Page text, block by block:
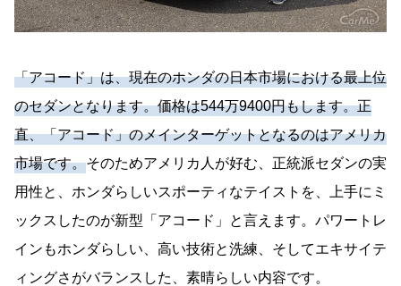
「アコード」は、現在のホンダの日本市場における最上位
のセダンとなります。価格は544万9400円もします。正
直、「アコード」のメインターゲットとなるのはアメリカ
市場です。そのためアメリカ人が好む、正統派セダンの実
用性と、ホンダらしいスポーティなテイストを、上手にミ
ックスしたのが新型「アコード」と言えます。パワートレ
インもホンダらしい、高い技術と洗練、そしてエキサイテ
ィングさがバランスした、素晴らしい内容です。